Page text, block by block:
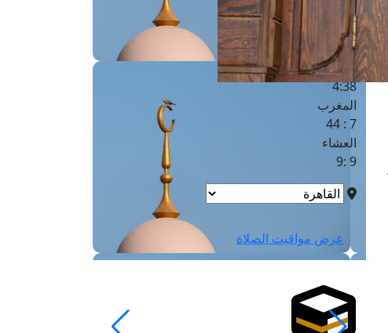
6 :17
الظهر
1 : 1
العصر
4:38
المغرب
7 : 44
العشاء
9 :9
عرض مواقيت الصلاة